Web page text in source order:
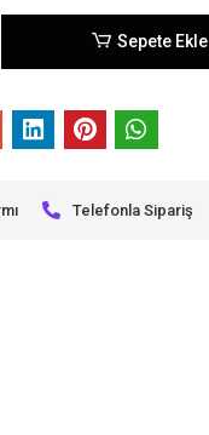
Sepete Ekle
Telefonla Sipariş